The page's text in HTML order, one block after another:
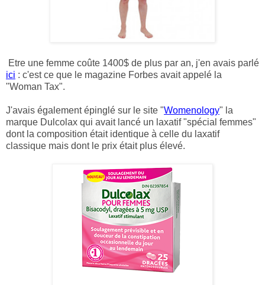
Etre une femme coûte 1400$ de plus par an, j'en avais parlé
ici : c'est ce que le magazine Forbes avait appelé la
"Woman Tax".
J'avais également épinglé sur le site "Womenology" la
marque Dulcolax qui avait lancé un laxatif "spécial femmes"
dont la composition était identique à celle du laxatif
classique mais dont le prix était plus élevé.